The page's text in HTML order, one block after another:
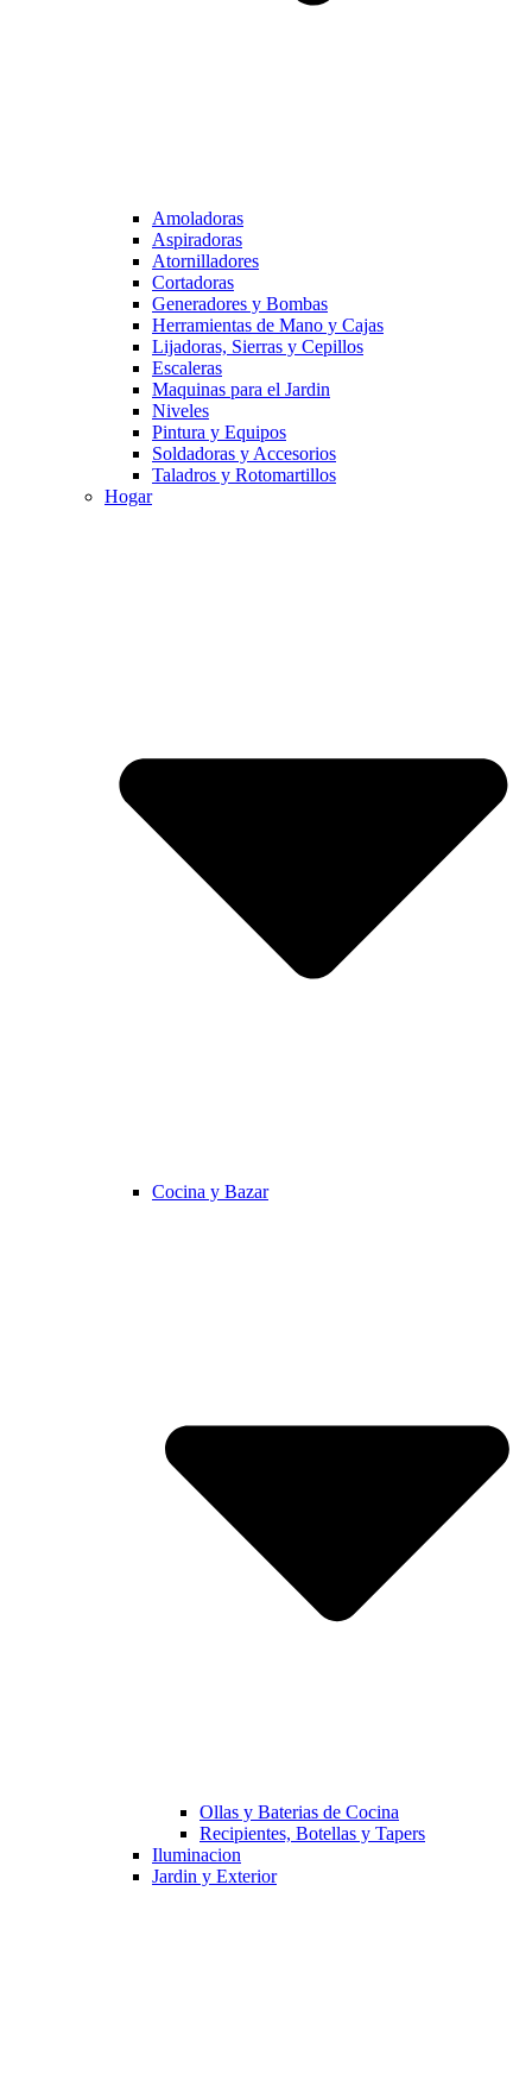
Amoladoras
Aspiradoras
Atornilladores
Cortadoras
Generadores y Bombas
Herramientas de Mano y Cajas
Lijadoras, Sierras y Cepillos
Escaleras
Maquinas para el Jardin
Niveles
Pintura y Equipos
Soldadoras y Accesorios
Taladros y Rotomartillos
Hogar
Cocina y Bazar
Ollas y Baterias de Cocina
Recipientes, Botellas y Tapers
Iluminacion
Jardin y Exterior